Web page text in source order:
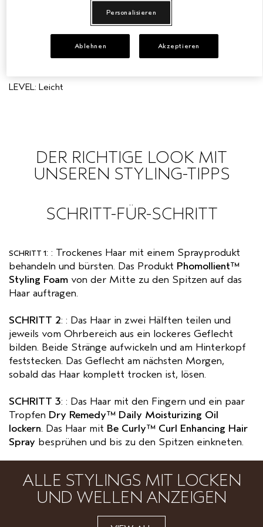
EMPFINDLICHE KOPFHAUT
PURE ABUNDANCE
ALLE KOLLEKTIONEN
BEACH-WELLEN
Bringe den Strand zum Look. Style dein Haar das ganze Jahr
zu sommerlichen Wellen ohne Anwendung von Hitze.
LEVEL: Leicht
DER RICHTIGE LOOK MIT
UNSEREN STYLING-TIPPS
SCHRITT-FÜR-SCHRITT
SCHRITT 1: : Trockenes Haar mit einem Sprayprodukt
behandeln und bürsten. Das Produkt Phomollient™
Styling Foam von der Mitte zu den Spitzen auf das
Haar auftragen.
SCHRITT 2: : Das Haar in zwei Hälften teilen und
jeweils vom Ohrbereich aus ein lockeres Geflecht
bilden. Beide Stränge aufwickeln und am Hinterkopf
feststecken. Das Geflecht am nächsten Morgen,
sobald das Haar komplett trocken ist, lösen.
SCHRITT 3: : Das Haar mit den Fingern und ein paar
Tropfen Dry Remedy™ Daily Moisturizing Oil
lockern. Das Haar mit Be Curly™ Curl Enhancing Hair
Spray besprühen und bis zu den Spitzen einkneten.
ALLE STYLINGS MIT LOCKEN
UND WELLEN ANZEIGEN
Personalisieren
Ablehnen Akzeptieren